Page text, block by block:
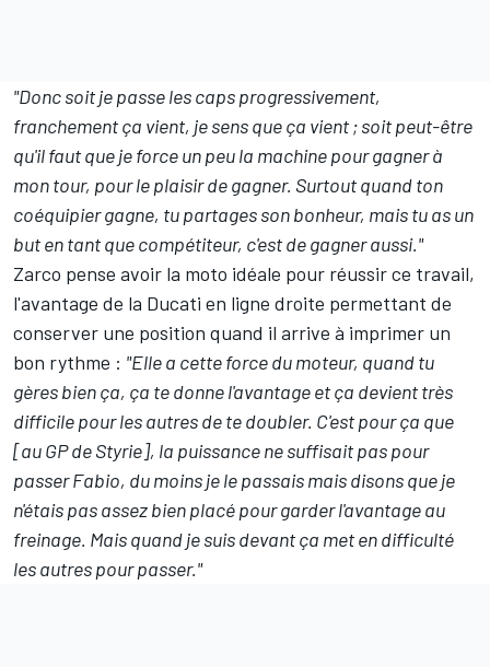
"Donc soit je passe les caps progressivement,
franchement ça vient, je sens que ça vient ; soit peut-être
qu'il faut que je force un peu la machine pour gagner à
mon tour, pour le plaisir de gagner. Surtout quand ton
coéquipier gagne, tu partages son bonheur, mais tu as un
but en tant que compétiteur, c'est de gagner aussi."
Zarco pense avoir la moto idéale pour réussir ce travail,
l'avantage de la Ducati en ligne droite permettant de
conserver une position quand il arrive à imprimer un
bon rythme : "Elle a cette force du moteur, quand tu
gères bien ça, ça te donne l'avantage et ça devient très
difficile pour les autres de te doubler. C'est pour ça que
[au GP de Styrie], la puissance ne suffisait pas pour
passer Fabio, du moins je le passais mais disons que je
n'étais pas assez bien placé pour garder l'avantage au
freinage. Mais quand je suis devant ça met en difficulté
les autres pour passer."